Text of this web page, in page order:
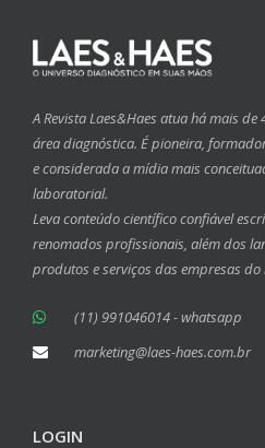
A Revista Laes&Haes atua há mais de
área diagnóstica. É pioneira,
e considerada a mídia mais
laboratorial.
Leva conteúdo científico confiável
renomados profissionais, além dos
produtos e serviços das empresas do
(11) 991046014 - whatsapp
marketing@laes-haes.com.br
LOGIN